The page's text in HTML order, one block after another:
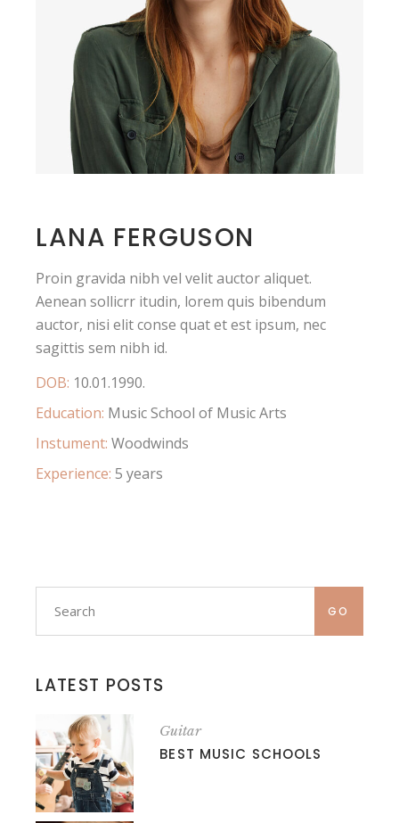
LANA FERGUSON
Proin gravida nibh vel velit auctor aliquet.
Aenean sollicrr itudin, lorem quis bibendum
auctor, nisi elit conse quat et est ipsum, nec
sagittis sem nibh id.
DOB: 10.01.1990.
Education: Music School of Music Arts
Instument: Woodwinds
Experience: 5 years
GO
LATEST POSTS
Guitar
BEST MUSIC SCHOOLS